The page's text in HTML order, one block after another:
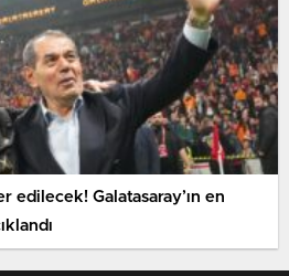
edilecek! Galatasaray’ın en